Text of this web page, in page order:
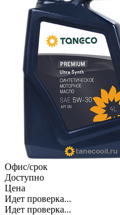
Офис/срок
Доступно
Цена
Идет проверка...
Идет проверка...